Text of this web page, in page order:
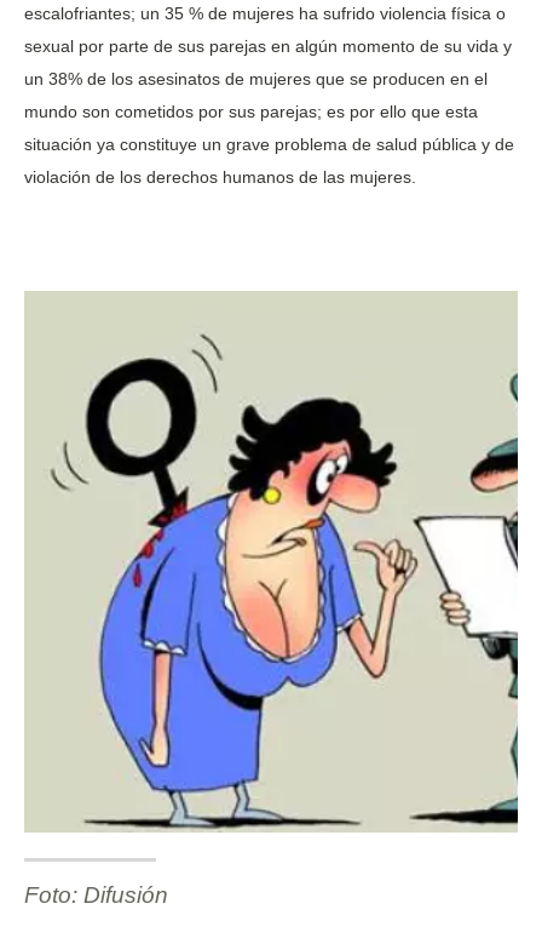
escalofriantes; un 35 % de mujeres ha sufrido violencia física o
sexual por parte de sus parejas en algún momento de su vida y
un 38% de los asesinatos de mujeres que se producen en el
mundo son cometidos por sus parejas; es por ello que esta
situación ya constituye un grave problema de salud pública y de
violación de los derechos humanos de las mujeres.
Foto: Difusión